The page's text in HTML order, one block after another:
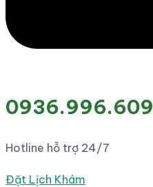
0936.996.609
Hotline hỗ trợ 24/7
Đặt Lịch Khám